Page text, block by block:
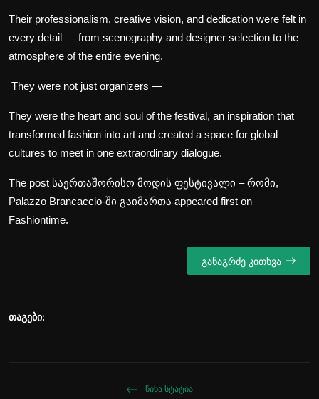
Their professionalism, creative vision, and dedication were felt in
every detail — from scenography and designer selection to the
atmosphere of the entire evening.
They were not just organizers —
They were the heart and soul of the festival, an inspiration that
transformed fashion into art and created a space for global
cultures to meet in one extraordinary dialogue.
The post საერთაშორისო მოდის ფესტივალი – რომი,
Palazzo Brancaccio-ში გაიმართა appeared first on
Fashiontime.
განაგრძე კითხვა
თაგები:
ᲬᲘᲜᲐ ᲡᲢᲐᲢᲘᲐ